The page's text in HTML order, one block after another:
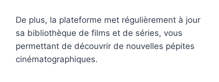
De plus, la plateforme met régulièrement à jour
sa bibliothèque de films et de séries, vous
permettant de découvrir de nouvelles pépites
cinématographiques.